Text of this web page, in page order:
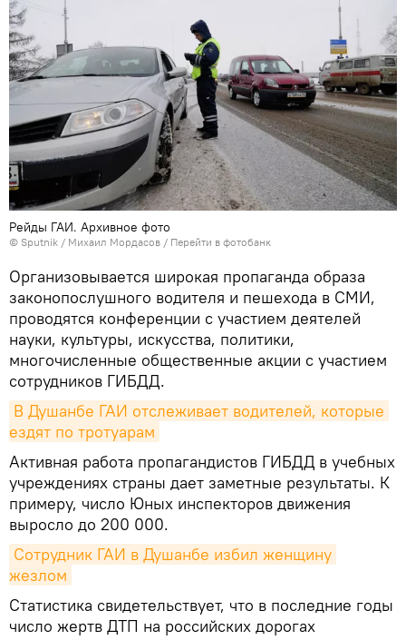
Рейды ГАИ. Архивное фото
© Sputnik / Михаил Мордасов / Перейти в фотобанк
Организовывается широкая пропаганда образа
законопослушного водителя и пешехода в СМИ,
проводятся конференции с участием деятелей
науки, культуры, искусства, политики,
многочисленные общественные акции с участием
сотрудников ГИБДД.
В Душанбе ГАИ отслеживает водителей, которые
ездят по тротуарам
Активная работа пропагандистов ГИБДД в учебных
учреждениях страны дает заметные результаты. К
примеру, число Юных инспекторов движения
выросло до 200 000.
Cотрудник ГАИ в Душанбе избил женщину
жезлом
Статистика свидетельствует, что в последние годы
число жертв ДТП на российских дорогах